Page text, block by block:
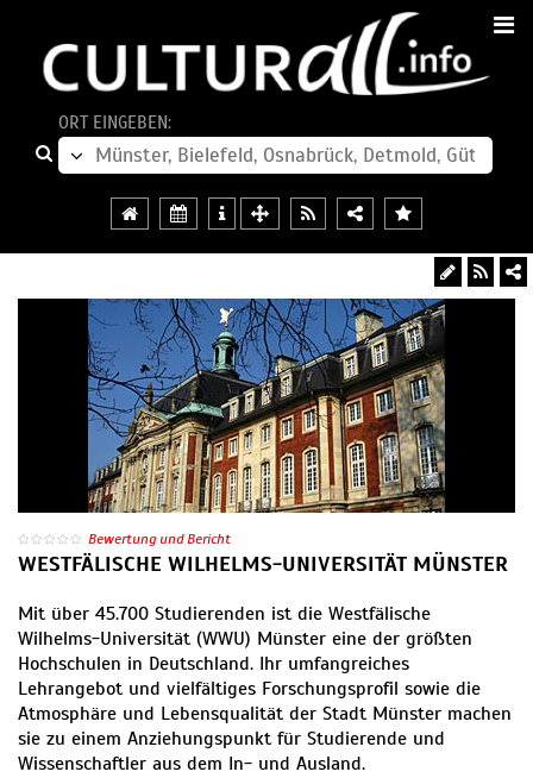
ORT EINGEBEN:
Bewertung und Bericht
WESTFÄLISCHE WILHELMS-UNIVERSITÄT MÜNSTER
Mit über 45.700 Studierenden ist die Westfälische
Wilhelms-Universität (WWU) Münster eine der größten
Hochschulen in Deutschland. Ihr umfangreiches
Lehrangebot und vielfältiges Forschungsprofil sowie die
Atmosphäre und Lebensqualität der Stadt Münster machen
sie zu einem Anziehungspunkt für Studierende und
Wissenschaftler aus dem In- und Ausland.